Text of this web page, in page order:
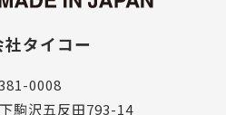
タイコー
0008
駒沢五反田793-14